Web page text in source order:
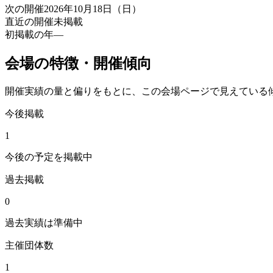
次の開催2026年10月18日（日）
直近の開催未掲載
初掲載の年—
会場の特徴・開催傾向
開催実績の量と偏りをもとに、この会場ページで見えている
今後掲載
1
今後の予定を掲載中
過去掲載
0
過去実績は準備中
主催団体数
1